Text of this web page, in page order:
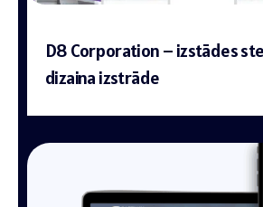
D8 Corporation – izstādes
dizaina izstrāde